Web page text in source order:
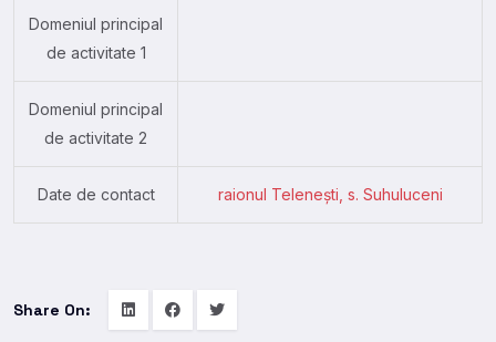
Domeniul principal
de activitate 1
Domeniul principal
de activitate 2
Date de contact raionul Teleneşti, s. Suhuluceni
Share On: